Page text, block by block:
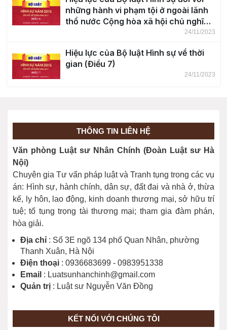
những hành vi phạm tội ở ngoài lãnh
thổ nước Cộng hòa xã hội chủ nghĩa
24/11/2023
Hiệu lực của Bộ luật Hình sự về thời
gian (Điều 7)
24/11/2023
Phân loại tội phạm (Điều 9)
THÔNG TIN LIÊN HỆ
Văn phòng Luật sư Nhân Chính (Đoàn Luật sư Hà
Nội)
Chuyên gia Tư vấn pháp luật và Tranh tụng trong các vụ
án: Hình sự, hành chính, dân sự, đất đai và nhà ở, thừa
kế, ly hôn, lao động, kinh doanh thương mại, sở hữu trí
tuệ; tố tụng trọng tài thương mại; tham gia đàm phán,
hòa giải.
Địa chỉ : Số 3E ngõ 134 phố Quan Nhân, phường
Thanh Xuân, Hà Nội
Điện thoại : 0936683699 - 0983951338
Email : Luatsunhanchinh@gmail.com
Quản trị : Luật sư Nguyễn Văn Đồng
KẾT NỐI VỚI CHÚNG TÔI